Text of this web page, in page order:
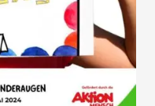
eine Botschaft
Behinderungen.
Geste zeugt von